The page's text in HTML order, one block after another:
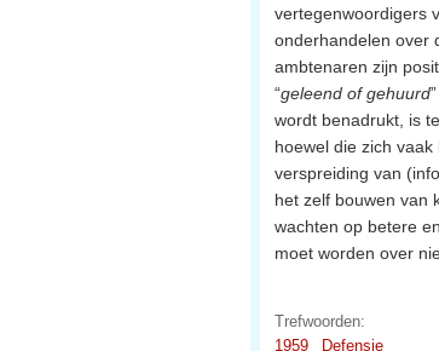
vertegenwoordigers
onderhandelen over
ambtenaren zijn
“geleend of gehuurd
wordt benadrukt, is
hoewel die zich
verspreiding van
het zelf bouwen van
wachten op betere
moet worden over
Trefwoorden:
1959
Defensie